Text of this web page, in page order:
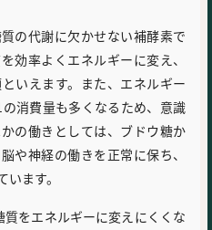
の代謝に欠かせない補酵素で
効率よくエネルギーに変え、
いえます。また、エネルギー
消費量も多くなるため、意識
の働きとしては、ブドウ糖か
や神経の働きを正常に保ち、
ます。
をエネルギーに変えにくくな